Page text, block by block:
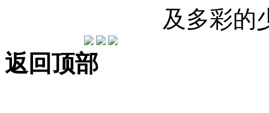
及多彩的
返回顶部